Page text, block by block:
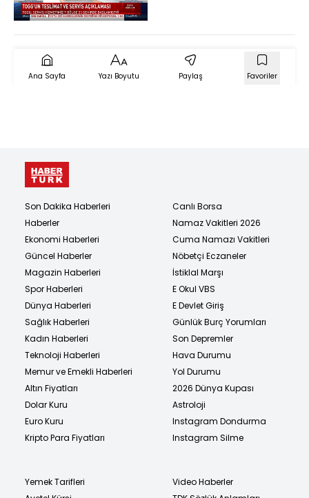
Ana Sayfa Yazı Boyutu Paylaş Favoriler
Son Dakika Haberleri
Haberler
Ekonomi Haberleri
Güncel Haberler
Magazin Haberleri
Spor Haberleri
Dünya Haberleri
Sağlık Haberleri
Kadın Haberleri
Teknoloji Haberleri
Memur ve Emekli Haberleri
Altın Fiyatları
Dolar Kuru
Euro Kuru
Kripto Para Fiyatları
Canlı Borsa
Namaz Vakitleri 2026
Cuma Namazı Vakitleri
Nöbetçi Eczaneler
İstiklal Marşı
E Okul VBS
E Devlet Giriş
Günlük Burç Yorumları
Son Depremler
Hava Durumu
Yol Durumu
2026 Dünya Kupası
Astroloji
Instagram Dondurma
Instagram Silme
Yemek Tarifleri
Video Haberler